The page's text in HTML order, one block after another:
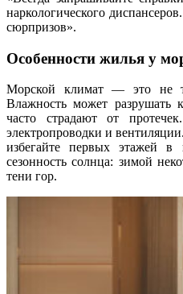
наркологического
сюрпризов».
Особенности жилья у
Морской климат — это не
Влажность может разрушать
часто страдают от
электропроводки и
избегайте первых этажей
сезонность солнца: зимой
тени гор.